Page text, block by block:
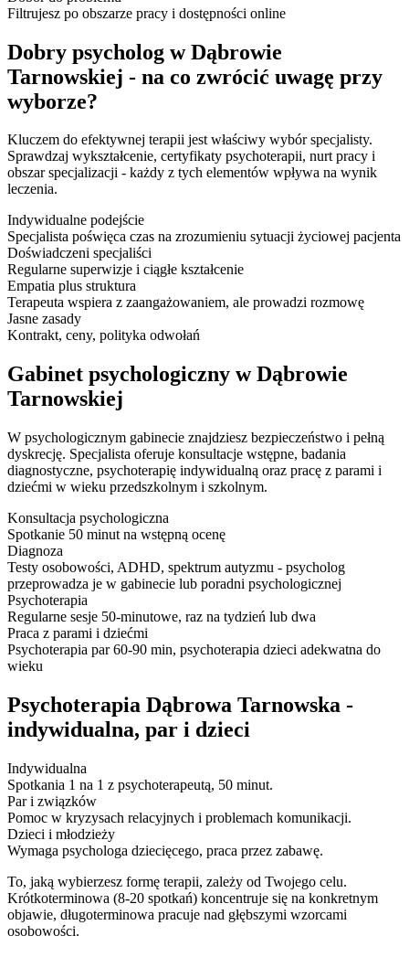
Filtrujesz po obszarze pracy i dostępności online
Dobry psycholog w Dąbrowie
Tarnowskiej - na co zwrócić uwagę przy
wyborze?
Kluczem do efektywnej terapii jest właściwy wybór specjalisty.
Sprawdzaj wykształcenie, certyfikaty psychoterapii, nurt pracy i
obszar specjalizacji - każdy z tych elementów wpływa na wynik
leczenia.
Indywidualne podejście
Specjalista poświęca czas na zrozumieniu sytuacji życiowej pacjenta
Doświadczeni specjaliści
Regularne superwizje i ciągłe kształcenie
Empatia plus struktura
Terapeuta wspiera z zaangażowaniem, ale prowadzi rozmowę
Jasne zasady
Kontrakt, ceny, polityka odwołań
Gabinet psychologiczny w Dąbrowie
Tarnowskiej
W psychologicznym gabinecie znajdziesz bezpieczeństwo i pełną
dyskrecję. Specjalista oferuje konsultacje wstępne, badania
diagnostyczne, psychoterapię indywidualną oraz pracę z parami i
dziećmi w wieku przedszkolnym i szkolnym.
Konsultacja psychologiczna
Spotkanie 50 minut na wstępną ocenę
Diagnoza
Testy osobowości, ADHD, spektrum autyzmu - psycholog
przeprowadza je w gabinecie lub poradni psychologicznej
Psychoterapia
Regularne sesje 50-minutowe, raz na tydzień lub dwa
Praca z parami i dziećmi
Psychoterapia par 60-90 min, psychoterapia dzieci adekwatna do
wieku
Psychoterapia Dąbrowa Tarnowska -
indywidualna, par i dzieci
Indywidualna
Spotkania 1 na 1 z psychoterapeutą, 50 minut.
Par i związków
Pomoc w kryzysach relacyjnych i problemach komunikacji.
Dzieci i młodzieży
Wymaga psychologa dziecięcego, praca przez zabawę.
To, jaką wybierzesz formę terapii, zależy od Twojego celu.
Krótkoterminowa (8-20 spotkań) koncentruje się na konkretnym
objawie, długoterminowa pracuje nad głębszymi wzorcami
osobowości.